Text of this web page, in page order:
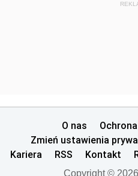
O nas
Zmień ustawienia
Kariera
RSS Kontakt
Copyright ©